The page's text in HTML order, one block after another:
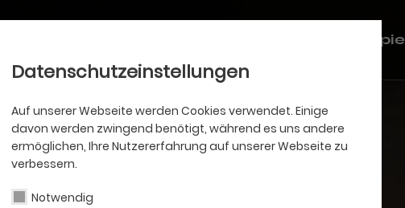
Datenschutzeinstellungen
Auf unserer Webseite werden Cookies verwendet. Einige
davon werden zwingend benötigt, während es uns andere
ermöglichen, Ihre Nutzererfahrung auf unserer Webseite zu
verbessern.
Notwendig
Schauspiel